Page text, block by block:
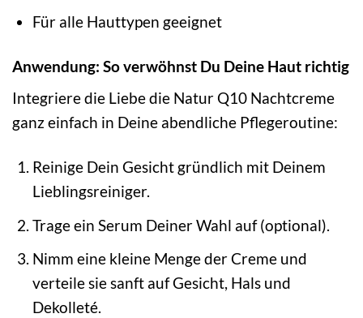
Für alle Hauttypen geeignet
Anwendung: So verwöhnst Du Deine Haut richtig
Integriere die Liebe die Natur Q10 Nachtcreme
ganz einfach in Deine abendliche Pflegeroutine:
Reinige Dein Gesicht gründlich mit Deinem
Lieblingsreiniger.
Trage ein Serum Deiner Wahl auf (optional).
Nimm eine kleine Menge der Creme und
verteile sie sanft auf Gesicht, Hals und
Dekolleté.